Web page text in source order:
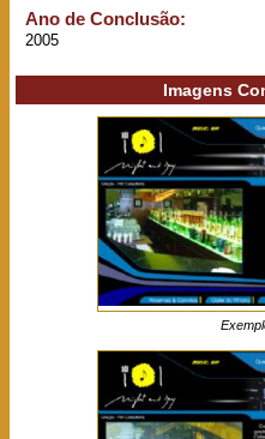
Ano de Conclusão:
2005
Imagens